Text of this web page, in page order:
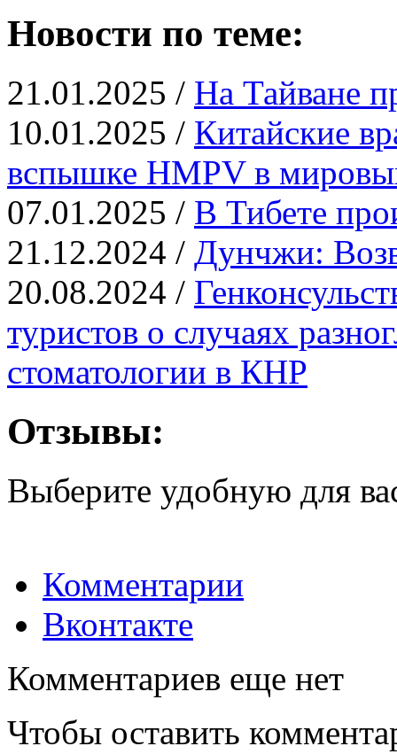
Новости по теме:
21.01.2025 / На Тайване
10.01.2025 / Китайские
вспышке HMPV в
07.01.2025 / В Тибете
21.12.2024 / Дунчжи:
20.08.2024 /
туристов о случаях
стоматологии в КНР
Отзывы:
Выберите удобную для
Комментарии
Вконтакте
Комментариев еще нет
Чтобы оставить